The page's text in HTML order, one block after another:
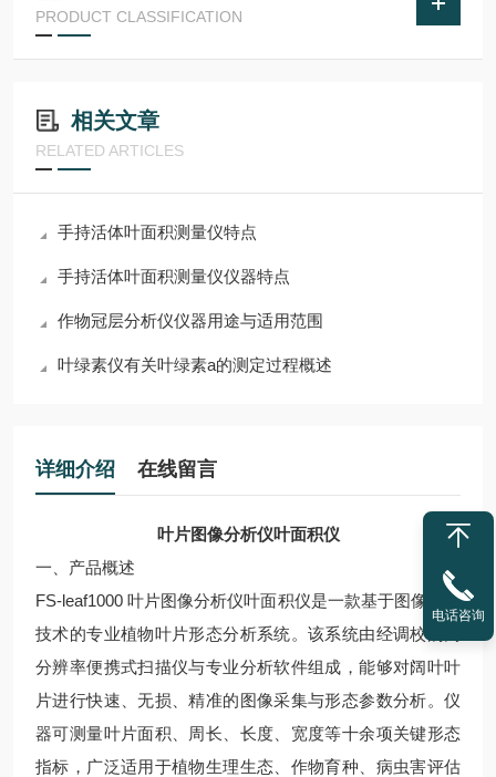
PRODUCT CLASSIFICATION
相关文章
RELATED ARTICLES
手持活体叶面积测量仪特点
手持活体叶面积测量仪仪器特点
作物冠层分析仪仪器用途与适用范围
叶绿素仪有关叶绿素a的测定过程概述
详细介绍 在线留言
叶片图像分析仪叶面积仪
一、产品概述
FS-leaf1000 叶片图像分析仪叶面积仪是一款基于图像识别
技术的专业植物叶片形态分析系统。该系统由经调校的高
分辨率便携式扫描仪与专业分析软件组成，能够对阔叶叶
片进行快速、无损、精准的图像采集与形态参数分析。仪
器可测量叶片面积、周长、长度、宽度等十余项关键形态
指标，广泛适用于植物生理生态、作物育种、病虫害评估
电话咨询